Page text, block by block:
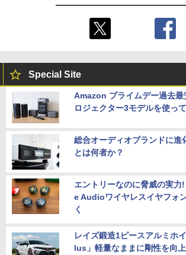
Special Site
Amazon プライムデー過去
ロジェクター3モデルを使っ
総合オーディオブランドに進
とは何者か？
エントリーなのに脅威の実
e Audioワイヤレスイヤフォ
く
レイズ鍛造1ピースアルミホ
lus」軽量なままに剛性を向上